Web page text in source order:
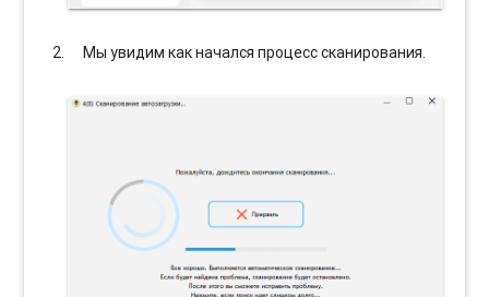
Мы увидим как начался процесс сканирования.